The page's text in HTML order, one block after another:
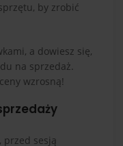
by zrobić
a dowiesz się,
na sprzedaż.
wzrosną!
przed sesją